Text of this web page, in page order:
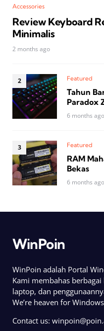
Accessories
Review Keyboard
Minimalis
2 months ago
Featured
Tahun
Paradox
6 months ago
Featured
RAM
Bekas
6 months ago
WinPoin
WinPoin adalah Portal
Kami membahas
laptop, dan
We’re heaven for
Contact us: